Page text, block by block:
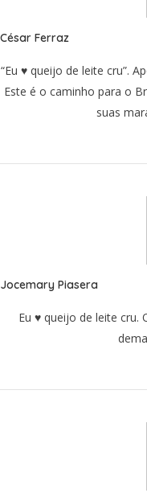
César Ferraz
“Eu ♥ queijo de leite cru”.
Este é o caminho para o
suas
Jocemary Piasera
Eu ♥ queijo de leite cru.